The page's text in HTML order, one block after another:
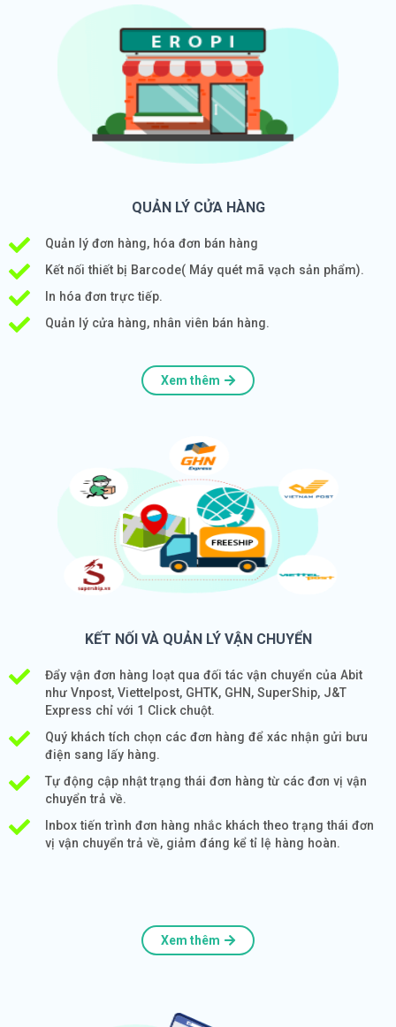
QUẢN LÝ CỬA HÀNG
Quản lý đơn hàng, hóa đơn bán hàng
Kết nối thiết bị Barcode( Máy quét mã vạch sản phẩm).
In hóa đơn trực tiếp.
Quản lý cửa hàng, nhân viên bán hàng.
Xem thêm
KẾT NỐI VÀ QUẢN LÝ VẬN CHUYỂN
Đẩy vận đơn hàng loạt qua đối tác vận chuyển của Abit
như Vnpost, Viettelpost, GHTK, GHN, SuperShip, J&T
Express chỉ với 1 Click chuột.
Quý khách tích chọn các đơn hàng để xác nhận gửi bưu
điện sang lấy hàng.
Tự động cập nhật trạng thái đơn hàng từ các đơn vị vận
chuyển trả về.
Inbox tiến trình đơn hàng nhắc khách theo trạng thái đơn
vị vận chuyển trả về, giảm đáng kể tỉ lệ hàng hoàn.
Xem thêm